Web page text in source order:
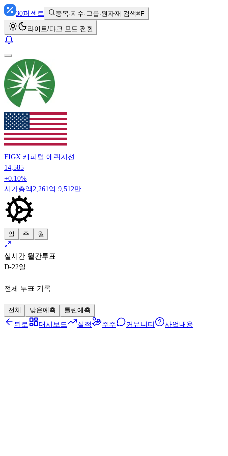
30퍼센트 종목·지수·그룹·원자재 검색⌘F
라이트/다크 모드 전환
FIGX 캐피털 애퀴지션
14,585
+0.10%
시가총액 2,261억 9,512만
일 주 월
실시간 월간투표
D-22일
전체 투표 기록
전체 맞은예측
틀린예측
뒤로
대시보드 실적 주주 커뮤니티 사업내용